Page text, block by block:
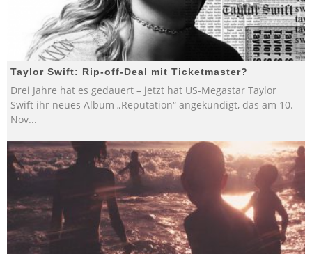
Taylor Swift: Rip-off-Deal mit Ticketmaster?
Drei Jahre hat es gedauert – jetzt hat US-Megastar Taylor
Swift ihr neues Album „Reputation“ angekündigt, das am 10.
Nov...